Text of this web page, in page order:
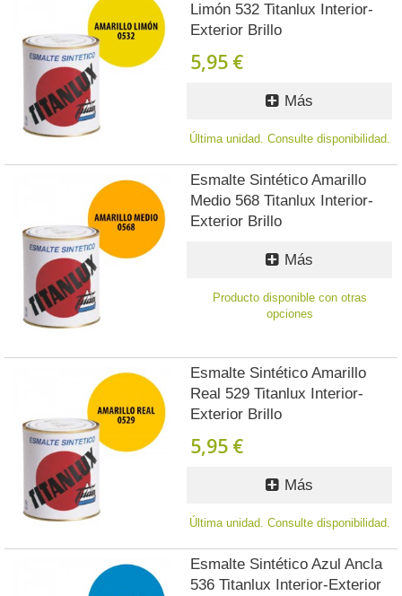
Limón 532 Titanlux Interior-
Exterior Brillo
5,95 €
Más
Última unidad. Consulte disponibilidad.
Esmalte Sintético Amarillo
Medio 568 Titanlux Interior-
Exterior Brillo
Más
Producto disponible con otras
opciones
Esmalte Sintético Amarillo
Real 529 Titanlux Interior-
Exterior Brillo
5,95 €
Más
Última unidad. Consulte disponibilidad.
Esmalte Sintético Azul Ancla
536 Titanlux Interior-Exterior